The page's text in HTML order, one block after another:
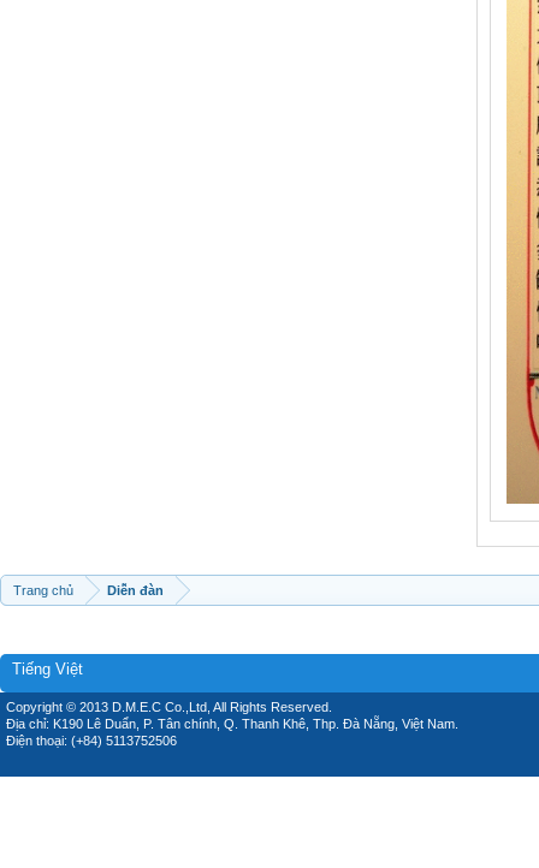
Trang chủ Diễn đàn
Tiếng Việt
Copyright © 2013 D.M.E.C Co.,Ltd, All Rights Reserved.
Địa chỉ: K190 Lê Duẩn, P. Tân chính, Q. Thanh Khê, Thp. Đà Nẵng, Việt Nam.
Điện thoại: (+84) 5113752506